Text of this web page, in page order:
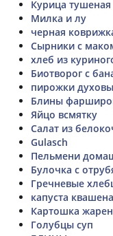
Курица
Милка и лу
черная
Сырники с
хлеб из
Биотворог с
пирожки
Блины
Яйцо всмятку
Салат из
Gulasch
Пельмени
Булочка с
Гречневые
капуста
Картошка
Голубцы суп